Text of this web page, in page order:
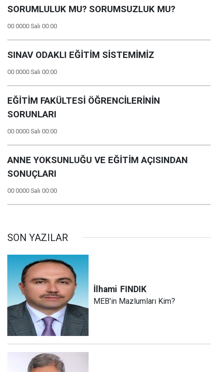
SORUMLULUK MU? SORUMSUZLUK MU?
00 0000 Salı 00:00
SINAV ODAKLI EĞİTİM SİSTEMİMİZ
00 0000 Salı 00:00
EĞİTİM FAKÜLTESİ ÖĞRENCİLERİNİN
SORUNLARI
00 0000 Salı 00:00
ANNE YOKSUNLUĞU VE EĞİTİM AÇISINDAN
SONUÇLARI
00 0000 Salı 00:00
SON YAZILAR
İlhami FINDIK
MEB'in Mazlumları Kim?